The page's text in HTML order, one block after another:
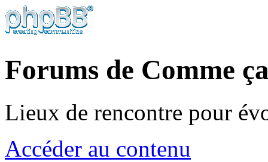
Forums de Comme
Lieux de rencontre pour
Accéder au contenu